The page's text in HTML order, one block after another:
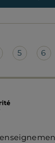
Page
5 6